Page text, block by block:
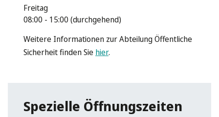
Freitag
08:00 - 15:00 (durchgehend)
Weitere Informationen zur Abteilung Öffentliche
Sicherheit finden Sie hier.
Spezielle Öffnungszeiten